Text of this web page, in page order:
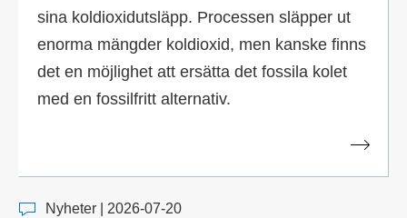
sina koldioxidutsläpp. Processen släpper ut
enorma mängder koldioxid, men kanske finns
det en möjlighet att ersätta det fossila kolet
med en fossilfritt alternativ.
Nyheter | 2026-07-20